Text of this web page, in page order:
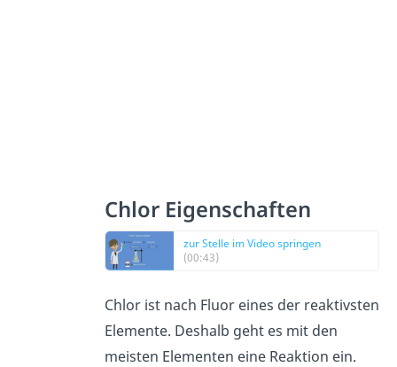
Chlor Eigenschaften
zur Stelle im Video springen
(00:43)
Chlor ist nach Fluor eines der reaktivsten
Elemente. Deshalb geht es mit den
meisten Elementen eine Reaktion ein.